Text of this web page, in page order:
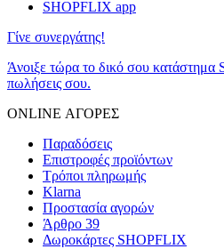
SHOPFLIX app
Γίνε συνεργάτης!
Άνοιξε τώρα το δικό σου κατάστημα
πωλήσεις σου.
ONLINE ΑΓΟΡΕΣ
Παραδόσεις
Επιστροφές προϊόντων
Τρόποι πληρωμής
Klarna
Προστασία αγορών
Άρθρο 39
Δωροκάρτες SHOPFLIX